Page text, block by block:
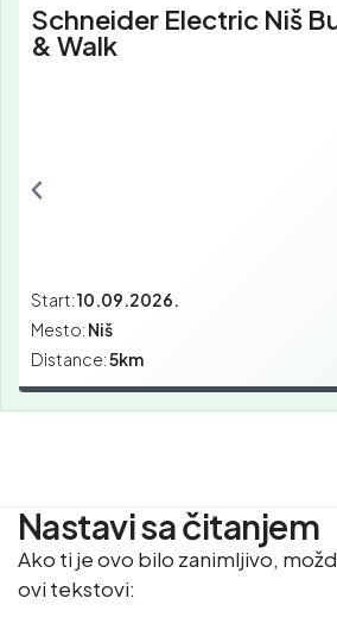
Schneider Electric Niš
& Walk
Start:10.09.2026.
Mesto: Niš
Distance:5km
Nastavi sa čitanjem
Ako ti je ovo bilo zanimljivo,
ovi tekstovi: